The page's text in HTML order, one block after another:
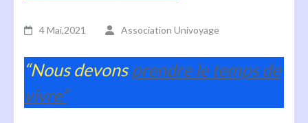
4 Mai,2021 Association Univoyage
“Nous devonsprendre le temps de
vivre”